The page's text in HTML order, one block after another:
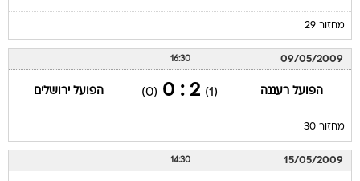
מחזור 29
09/05/2009
16:30
הפועל רעננה (1)
2 : 0
(0) הפועל ירושלים
מחזור 30
15/05/2009
14:30